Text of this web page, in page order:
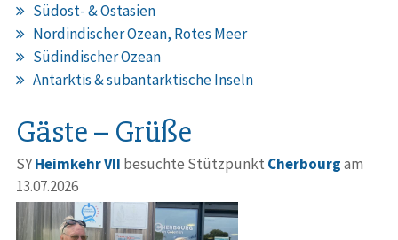
Südost- & Ostasien
Nordindischer Ozean, Rotes Meer
Südindischer Ozean
Antarktis & subantarktische Inseln
Gäste – Grüße
SYHeimkehr VII besuchte Stützpunkt Cherbourgam
13.07.2026